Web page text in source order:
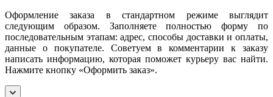
Оформление заказа в стандартном режиме выглядит
следующим образом. Заполняете полностью форму по
последовательным этапам: адрес, способы доставки и оплаты,
данные о покупателе. Советуем в комментарии к заказу
написать информацию, которая поможет курьеру вас найти.
Нажмите кнопку «Оформить заказ».